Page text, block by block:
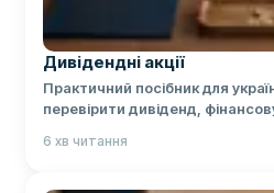
Дивідендні акції
Практичний посібник для
перевірити дивіденд,
6 хв читання